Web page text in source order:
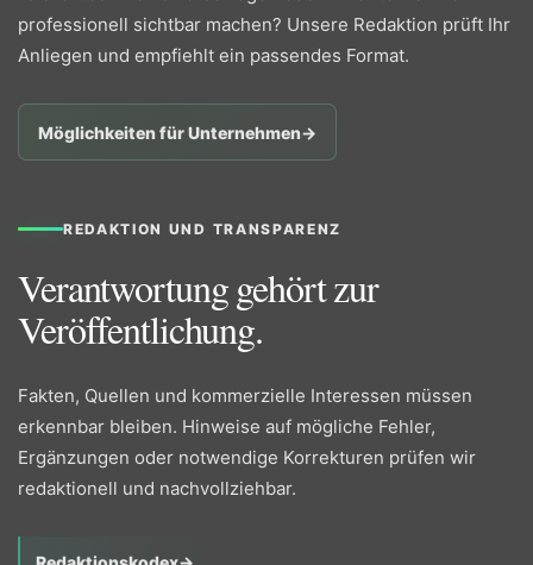
professionell sichtbar machen? Unsere Redaktion prüft Ihr
Anliegen und empfiehlt ein passendes Format.
Möglichkeiten für Unternehmen→
REDAKTION UND TRANSPARENZ
Verantwortung gehört zur
Veröffentlichung.
Fakten, Quellen und kommerzielle Interessen müssen
erkennbar bleiben. Hinweise auf mögliche Fehler,
Ergänzungen oder notwendige Korrekturen prüfen wir
redaktionell und nachvollziehbar.